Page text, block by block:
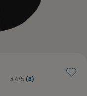
3.4/5 (8)